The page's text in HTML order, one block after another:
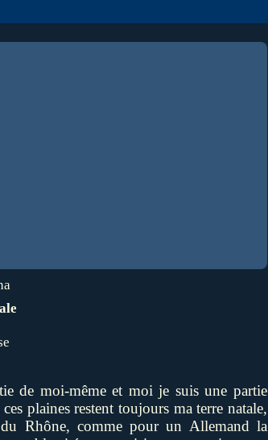
de moi-même et moi je suis une partie
plaines restent toujours ma terre natale,
Rhône, comme pour un Allemand la